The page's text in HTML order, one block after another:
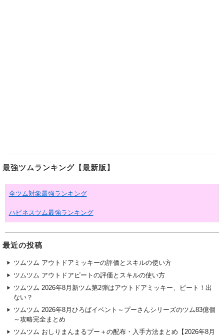
最強ツムランキング【最新版】
全ツム対象最強ランキング
ハピネスツム最強ランキング
最近の投稿
ツムツム アウトドアミッキーの評価とスキルの使い方
ツムツム アウトドアピートの評価とスキルの使い方
ツムツム 2026年8月新ツム第2弾はアウトドアミッキー、ピート！出
ない？
ツムツム 2026年8月ひろばイベント～プーさんシリーズのツム83億個
～攻略完全まとめ
ツムツム おしりまんまるプー＋の配布・入手方法まとめ【2026年8月